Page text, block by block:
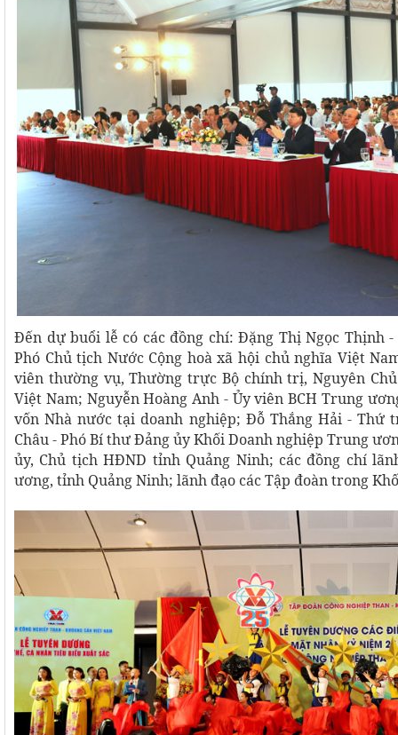
Đến dự buổi lễ có các đồng chí: Đặng Thị Ngọc Thịnh
Phó Chủ tịch Nước Cộng hoà xã hội chủ nghĩa Việt
viên thường vụ, Thường trực Bộ chính trị, Nguyên
Việt Nam; Nguyễn Hoàng Anh - Ủy viên BCH Trung
vốn Nhà nước tại doanh nghiệp; Đỗ Thắng Hải - Thứ
Châu - Phó Bí thư Đảng ủy Khối Doanh nghiệp Trung
ủy, Chủ tịch HĐND tỉnh Quảng Ninh; các đồng chí
ương, tỉnh Quảng Ninh; lãnh đạo các Tập đoàn trong